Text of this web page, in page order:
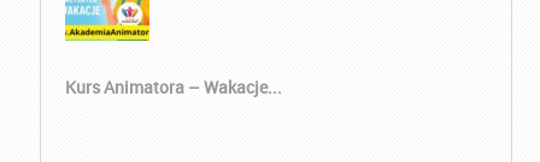
Kurs Animatora – Wakacje...